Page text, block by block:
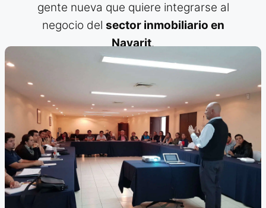
gente nueva que quiere integrarse al
negocio del sector inmobiliario en
Nayarit.